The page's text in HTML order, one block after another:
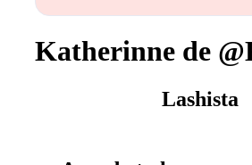
Katherinne de
Lashista